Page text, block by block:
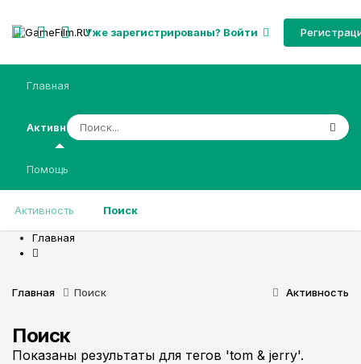
Уже зарегистрированы? Войти
Главная
Активность
Активность Поиск
Помощь
Главная
Активность
Главная Поиск
Поиск
Показаны результаты для тегов 'tom & jerry'.